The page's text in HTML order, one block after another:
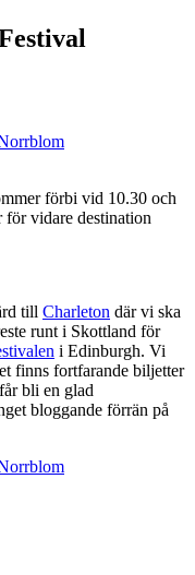
förbi vid 10.30 och
för vidare destination
till Charleton där vi ska
runt i Skottland för
i Edinburgh. Vi
finns fortfarande biljetter
bli en glad
bloggande förrän på